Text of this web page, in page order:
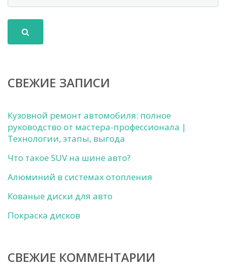
СВЕЖИЕ ЗАПИСИ
Кузовной ремонт автомобиля: полное
руководство от мастера-профессионала |
Технологии, этапы, выгода
Что такое SUV на шине авто?
Алюминий в системах отопления
Кованые диски для авто
Покраска дисков
СВЕЖИЕ КОММЕНТАРИИ